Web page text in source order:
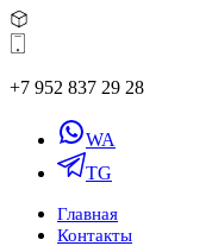
+7 952 837 29 28
WA
TG
Главная
Контакты